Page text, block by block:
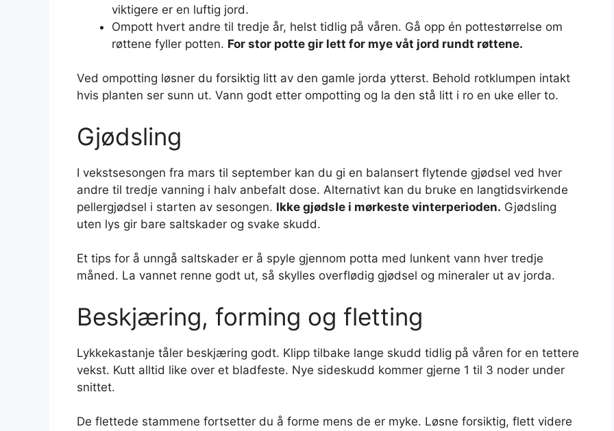
viktigere er en luftig jord.
Ompott hvert andre til tredje år, helst tidlig på våren. Gå opp én potte­størrelse om
røttene fyller potten. For stor potte gir lett for mye våt jord rundt røttene.
Ved ompotting løsner du forsiktig litt av den gamle jorda ytterst. Behold rotklumpen intakt
hvis planten ser sunn ut. Vann godt etter ompotting og la den stå litt i ro en uke eller to.
Gjødsling
I vekstsesongen fra mars til september kan du gi en balansert flytende gjødsel ved hver
andre til tredje vanning i halv anbefalt dose. Alternativt kan du bruke en langtidsvirkende
pellergjødsel i starten av sesongen. Ikke gjødsle i mørkeste vinterperioden. Gjødsling
uten lys gir bare saltskader og svake skudd.
Et tips for å unngå saltskader er å spyle gjennom potta med lunkent vann hver tredje
måned. La vannet renne godt ut, så skylles overflødig gjødsel og mineraler ut av jorda.
Beskjæring, forming og fletting
Lykkekastanje tåler beskjæring godt. Klipp tilbake lange skudd tidlig på våren for en tettere
vekst. Kutt alltid like over et bladfeste. Nye sideskudd kommer gjerne 1 til 3 noder under
snittet.
De flettede stammene fortsetter du å forme mens de er myke. Løsne forsiktig, flett videre